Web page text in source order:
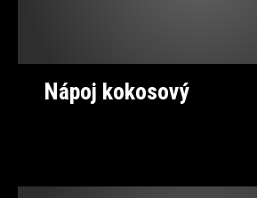
Nápoj kokosový